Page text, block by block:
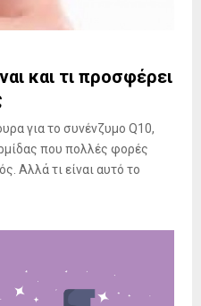
και τι προσφέρει
για το συνένζυμο Q10,
που πολλές φορές
Αλλά τι είναι αυτό το